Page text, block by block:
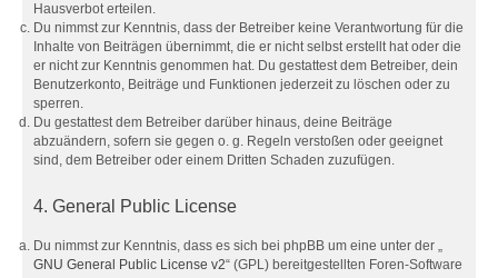
Hausverbot erteilen.
Du nimmst zur Kenntnis, dass der Betreiber keine Verantwortung für die
Inhalte von Beiträgen übernimmt, die er nicht selbst erstellt hat oder die
er nicht zur Kenntnis genommen hat. Du gestattest dem Betreiber, dein
Benutzerkonto, Beiträge und Funktionen jederzeit zu löschen oder zu
sperren.
Du gestattest dem Betreiber darüber hinaus, deine Beiträge
abzuändern, sofern sie gegen o. g. Regeln verstoßen oder geeignet
sind, dem Betreiber oder einem Dritten Schaden zuzufügen.
4. General Public License
Du nimmst zur Kenntnis, dass es sich bei phpBB um eine unter der „
GNU General Public License v2“ (GPL) bereitgestellten Foren-Software